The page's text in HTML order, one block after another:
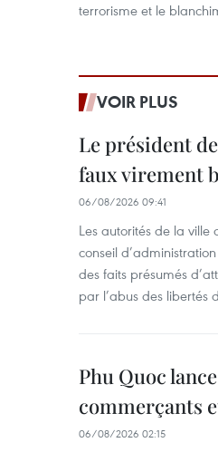
terrorisme et le
VOIR PLUS
Le président
faux virement
06/08/2026 09:41
Les autorités de la
conseil
des faits présumés
par l’abus des libertés
Phu Quoc
commerçants
06/08/2026 02:15